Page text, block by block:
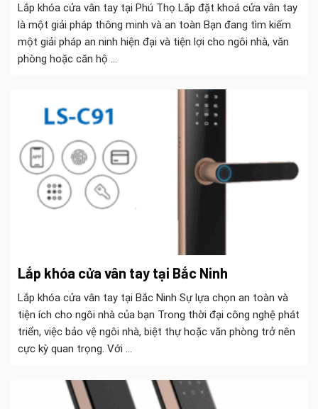
Lắp khóa cửa vân tay tại Phú Thọ Lắp đặt khoá cửa vân tay
là một giải pháp thông minh và an toàn Bạn đang tìm kiếm
một giải pháp an ninh hiện đại và tiện lợi cho ngôi nhà, văn
phòng hoặc căn hộ ...
Lắp khóa cửa vân tay tại Bắc Ninh
Lắp khóa cửa vân tay tại Bắc Ninh Sự lựa chọn an toàn và
tiện ích cho ngôi nhà của bạn Trong thời đại công nghệ phát
triển, việc bảo vệ ngôi nhà, biệt thự hoặc văn phòng trở nên
cực kỳ quan trọng. Với ...